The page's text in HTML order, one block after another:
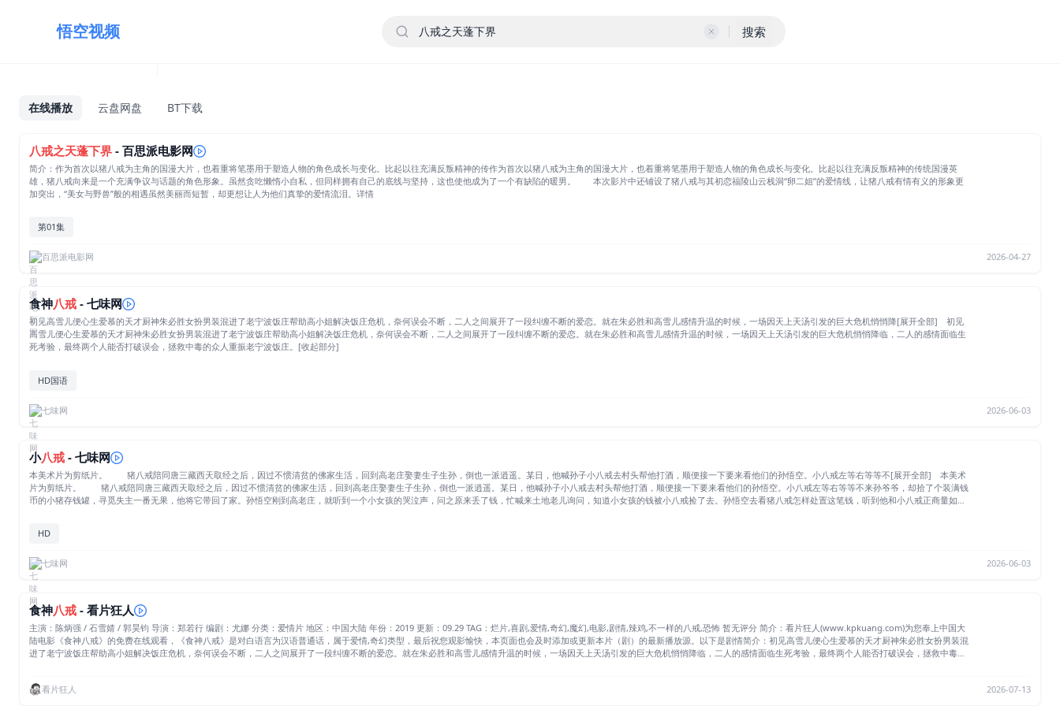
悟空视频 搜索
在线播放 云盘网盘 BT下载
八戒之天蓬下界 - 百思派电影网
简介：作为首次以猪八戒为主角的国漫大片，也着重将笔墨用于塑造人物的角色成长与变化。比起以往充满反叛精神的传作为首次以猪八戒为主角的国漫大片，也着重将笔墨用于塑造人物的角色成长与变化。比起以往充满反叛精神的传统国漫英
雄，猪八戒向来是一个充满争议与话题的角色形象。虽然贪吃懒惰小自私，但同样拥有自己的底线与坚持，这也使他成为了一个有缺陷的暖男。 本次影片中还铺设了猪八戒与其初恋福陵山云栈洞“卵二姐”的爱情线，让猪八戒有情有义的形象更
加突出，“美女与野兽”般的相遇虽然美丽而短暂，却更想让人为他们真挚的爱情流泪。详情
第01集
百思派电影网 2026-04-27
食神八戒 - 七味网
初见高雪儿便心生爱慕的天才厨神朱必胜女扮男装混进了老宁波饭庄帮助高小姐解决饭庄危机，奈何误会不断，二人之间展开了一段纠缠不断的爱恋。就在朱必胜和高雪儿感情升温的时候，一场因天上天汤引发的巨大危机悄悄降[展开全部] 初见
高雪儿便心生爱慕的天才厨神朱必胜女扮男装混进了老宁波饭庄帮助高小姐解决饭庄危机，奈何误会不断，二人之间展开了一段纠缠不断的爱恋。就在朱必胜和高雪儿感情升温的时候，一场因天上天汤引发的巨大危机悄悄降临，二人的感情面临生
死考验，最终两个人能否打破误会，拯救中毒的众人重振老宁波饭庄。[收起部分]
HD国语
七味网 2026-06-03
小八戒 - 七味网
本美术片为剪纸片。 猪八戒陪同唐三藏西天取经之后，因过不惯清贫的佛家生活，回到高老庄娶妻生子生孙，倒也一派逍遥。某日，他喊孙子小八戒去村头帮他打酒，顺便接一下要来看他们的孙悟空。小八戒左等右等等不[展开全部] 本美术
片为剪纸片。 猪八戒陪同唐三藏西天取经之后，因过不惯清贫的佛家生活，回到高老庄娶妻生子生孙，倒也一派逍遥。某日，他喊孙子小八戒去村头帮他打酒，顺便接一下要来看他们的孙悟空。小八戒左等右等等不来孙爷爷，却拾了个装满钱
币的小猪存钱罐，寻觅失主一番无果，他将它带回了家。孙悟空刚到高老庄，就听到一个小女孩的哭泣声，问之原来丢了钱，忙喊来土地老儿询问，知道小女孩的钱被小八戒捡了去。孙悟空去看猪八戒怎样处置这笔钱，听到他和小八戒正商量如何
HD
七味网 2026-06-03
食神八戒 - 看片狂人
主演：陈炳强 / 石雪婧 / 郭昊钧 导演：郑若行 编剧：尤娜 分类：爱情片 地区：中国大陆 年份：2019 更新：09.29 TAG：烂片,喜剧,爱情,奇幻,魔幻,电影,剧情,辣鸡,不一样的八戒,恐怖 暂无评分 简介：看片狂人(www.kpkuang.com)为您奉上中国大
陆电影《食神八戒》的免费在线观看，《食神八戒》是对白语言为汉语普通话，属于爱情,奇幻类型，最后祝您观影愉快，本页面也会及时添加或更新本片（剧）的最新播放源。以下是剧情简介：初见高雪儿便心生爱慕的天才厨神朱必胜女扮男装混
进了老宁波饭庄帮助高小姐解决饭庄危机，奈何误会不断，二人之间展开了一段纠缠不断的爱恋。就在朱必胜和高雪儿感情升温的时候，一场因天上天汤引发的巨大危机悄悄降临，二人的感情面临生死考验，最终两个人能否打破误会，拯救中毒的
看片狂人 2026-07-13